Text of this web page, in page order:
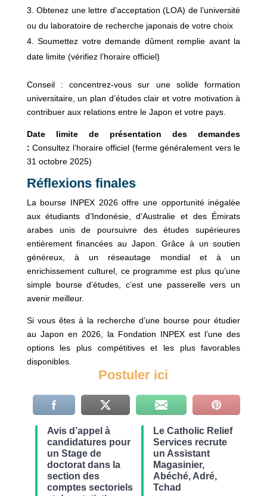
Obtenez une lettre d’acceptation (LOA) de l’université
ou du laboratoire de recherche japonais de votre choix
Soumettez votre demande dûment remplie avant la
date limite (vérifiez l’horaire officiel)
Conseil : concentrez-vous sur une solide formation
universitaire, un plan d’études clair et votre motivation à
contribuer aux relations entre le Japon et votre pays.
Date limite de présentation des demandes
: Consultez l’horaire officiel (ferme généralement vers le
31 octobre 2025)
Réflexions finales
La bourse INPEX 2026 offre une opportunité inégalée
aux étudiants d’Indonésie, d’Australie et des Émirats
arabes unis de poursuivre des études supérieures
entièrement financées au Japon. Grâce à un soutien
généreux, à un réseautage mondial et à un
enrichissement culturel, ce programme est plus qu’une
simple bourse d’études, c’est une passerelle vers un
avenir meilleur.
Si vous êtes à la recherche d’une bourse pour étudier
au Japon en 2026, la Fondation INPEX est l’une des
options les plus compétitives et les plus favorables
disponibles.
Postuler ici
Avis d’appel à
candidatures pour
un Stage de
doctorat dans la
section des
comptes sectoriels
Le Catholic Relief
Services recrute
un Assistant
Magasinier,
Abéché, Adré,
Tchad